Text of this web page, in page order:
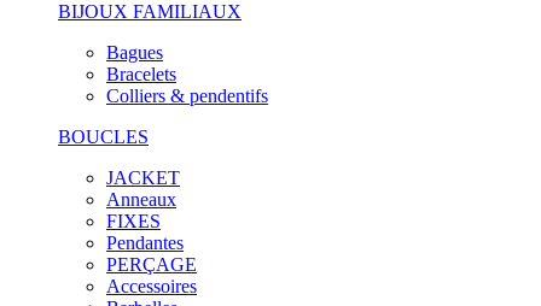
BIJOUX FAMILIAUX
Bagues
Bracelets
Colliers & pendentifs
BOUCLES
JACKET
Anneaux
FIXES
Pendantes
PERÇAGE
Accessoires